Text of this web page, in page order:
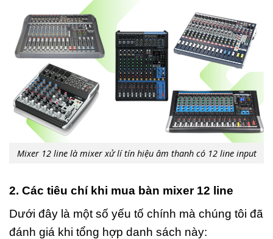
Mixer 12 line là mixer xử lí tín hiệu âm thanh có 12 line input
2. Các tiêu chí khi mua bàn mixer 12 line
Dưới đây là một số yếu tố chính mà chúng tôi đã
đánh giá khi tổng hợp danh sách này: